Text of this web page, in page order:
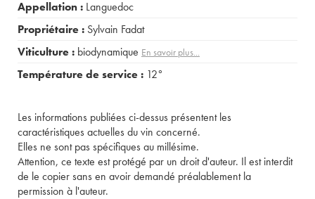
Appellation : Languedoc
Propriétaire : Sylvain Fadat
Viticulture : biodynamique En savoir plus...
Température de service : 12°
Les informations publiées ci-dessus présentent les
caractéristiques actuelles du vin concerné.
Elles ne sont pas spécifiques au millésime.
Attention, ce texte est protégé par un droit d'auteur. Il est interdit
de le copier sans en avoir demandé préalablement la
permission à l'auteur.